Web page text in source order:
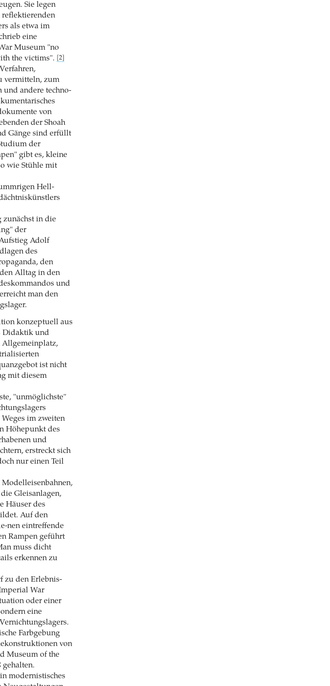
Sie legen
reflektierenden
als etwa im
eine
Museum "no
the victims".
[2]
vermitteln, zum
andere techno-
von
der Shoah
Gänge sind erfüllt
der
gibt es, kleine
wie Stühle mit
Hell-
zunächst in die
der
Adolf
des
den
Alltag in den
und
man den
konzeptuell aus
Didaktik und
Allgemeinplatz,
ist nicht
mit diesem
"unmöglichste"
im zweiten
Höhepunkt des
und
erstreckt sich
nur einen Teil
Gleisanlagen,
Häuser des
Auf den
nen eintreffende
Rampen geführt
muss dicht
erkennen zu
zu den Erlebnis-
War
oder einer
eine
Farbgebung
von
Museum of the
gehalten.
modernistisches